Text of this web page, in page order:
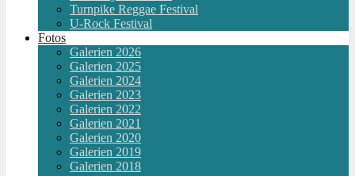
Turnpike Reggae Festival
U-Rock Festival
Fotos
Galerien 2026
Galerien 2025
Galerien 2024
Galerien 2023
Galerien 2022
Galerien 2021
Galerien 2020
Galerien 2019
Galerien 2018